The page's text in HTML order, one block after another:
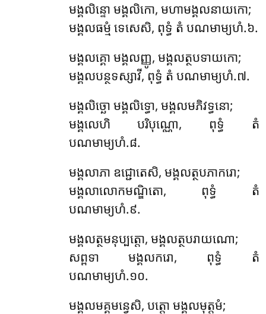
មង្គលិន្ទោ មង្គលិកោ, មហាមង្គលនាយកោ;
មង្គលធម្មំ ទេសេសិ, ពុទ្ធំ តំ បណមាម្យហំ.៦.
មង្គលគ្គោ មង្គលញ្ញូ, មង្គលត្ថបទាយកោ;
មង្គលបន្ថទស្សាវី, ពុទ្ធំ តំ បណមាម្យហំ.៧.
មង្គលិច្ឆោ មង្គលិទ្ធោ, មង្គលមភិវទ្ធនោ;
មង្គលេហិ បរិបុណ្ណោ, ពុទ្ធំ តំ
បណមាម្យហំ.៨.
មង្គលាភា ឧជ្ជោតេសិ, មង្គលត្ថបភាករោ;
មង្គលាលោកមណ្ឌិតោ, ពុទ្ធំ តំ
បណមាម្យហំ.៩.
មង្គលត្ថមនុប្បត្តោ, មង្គលត្ថបរាយណោ;
សព្ពទា មង្គលករោ, ពុទ្ធំ តំ
បណមាម្យហំ.១០.
មង្គលមគ្គមន្វេសិ, បត្តោ មង្គលមុត្តមំ;